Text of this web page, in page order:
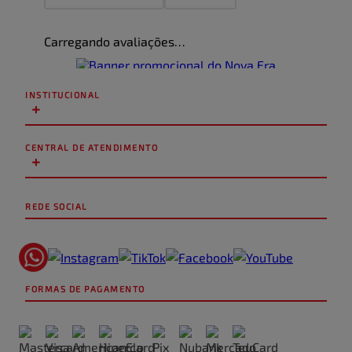
Título
★★★★★
Escreva uma avaliação
Carregando avaliações…
INSTITUCIONAL
+
CENTRAL DE ATENDIMENTO
+
REDE SOCIAL
FORMAS DE PAGAMENTO